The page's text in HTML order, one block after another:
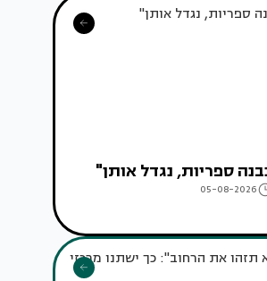
ספריות, נגדל אותן"
05-08-2026